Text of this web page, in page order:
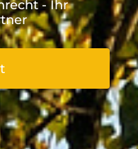
- Ihr